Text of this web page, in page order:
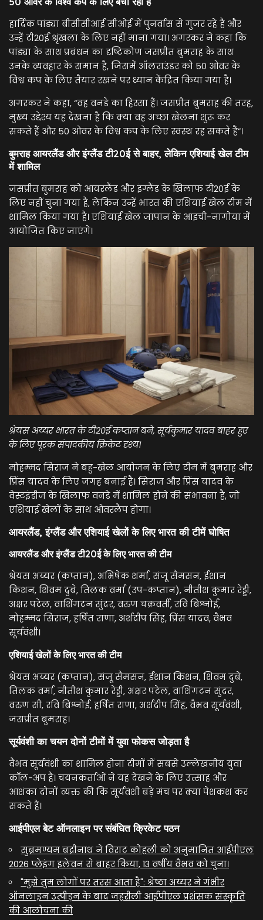
हार्दिक पांड्या बीसीसीआई सीओई में पुनर्वास से गुजर रहे हैं और
उन्हें टी20ई श्रृंखला के लिए नहीं माना गया। अगरकर ने कहा कि
पांड्या के साथ प्रबंधन का दृष्टिकोण जसप्रीत बुमराह के साथ
उनके व्यवहार के समान है, जिसमें ऑलराउंडर को 50 ओवर के
विश्व कप के लिए तैयार रखने पर ध्यान केंद्रित किया गया है।
अगरकर ने कहा, “वह वनडे का हिस्सा हैं। जसप्रीत बुमराह की तरह,
मुख्य उद्देश्य यह देखना है कि क्या वह अच्छा खेलना शुरू कर
सकते हैं और 50 ओवर के विश्व कप के लिए स्वस्थ रह सकते हैं”।
बुमराह आयरलैंड और इंग्लैंड टी20ई से बाहर, लेकिन एशियाई खेल टीम
में शामिल
जसप्रीत बुमराह को आयरलैंड और इंग्लैंड के खिलाफ टी20ई के
लिए नहीं चुना गया है, लेकिन उन्हें भारत की एशियाई खेल टीम में
शामिल किया गया है। एशियाई खेल जापान के आइची-नागोया में
आयोजित किए जाएंगे।
श्रेयस अय्यर भारत के टी20ई कप्तान बने, सूर्यकुमार यादव बाहर हुए
के लिए पूरक संपादकीय क्रिकेट दृश्य।
मोहम्मद सिराज ने बहु-खेल आयोजन के लिए टीम में बुमराह और
प्रिंस यादव के लिए जगह बनाई है। सिराज और प्रिंस यादव के
वेस्टइंडीज के खिलाफ वनडे में शामिल होने की संभावना है, जो
एशियाई खेलों के साथ ओवरलैप होगा।
आयरलैंड, इंग्लैंड और एशियाई खेलों के लिए भारत की टीमें घोषित
आयरलैंड और इंग्लैंड टी20ई के लिए भारत की टीम
श्रेयस अय्यर (कप्तान), अभिषेक शर्मा, संजू सैमसन, ईशान
किशन, शिवम दुबे, तिलक वर्मा (उप-कप्तान), नीतीश कुमार रेड्डी,
अक्षर पटेल, वाशिंगटन सुंदर, वरुण चक्रवर्ती, रवि बिश्नोई,
मोहम्मद सिराज, हर्षित राणा, अर्शदीप सिंह, प्रिंस यादव, वैभव
सूर्यवंशी।
एशियाई खेलों के लिए भारत की टीम
श्रेयस अय्यर (कप्तान), संजू सैमसन, ईशान किशन, शिवम दुबे,
तिलक वर्मा, नीतीश कुमार रेड्डी, अक्षर पटेल, वाशिंगटन सुंदर,
वरुण सी, रवि बिश्नोई, हर्षित राणा, अर्शदीप सिंह, वैभव सूर्यवंशी,
जसप्रीत बुमराह।
सूर्यवंशी का चयन दोनों टीमों में युवा फोकस जोड़ता है
वैभव सूर्यवंशी का शामिल होना टीमों में सबसे उल्लेखनीय युवा
कॉल-अप है। चयनकर्ताओं ने यह देखने के लिए उत्साह और
आशंका दोनों व्यक्त की कि सूर्यवंशी बड़े मंच पर क्या पेशकश कर
सकते हैं।
आईपीएल बेट ऑनलाइन पर संबंधित क्रिकेट पठन
सुब्रमण्यम बद्रीनाथ ने विराट कोहली को अनुमानित आईपीएल
2026 प्लेइंग इलेवन से बाहर किया, 13 वर्षीय वैभव को चुना।
"मुझे तुम लोगों पर तरस आता है": श्रेष्ठा अय्यर ने गंभीर
ऑनलाइन उत्पीड़न के बाद जहरीली आईपीएल प्रशंसक संस्कृति
की आलोचना की